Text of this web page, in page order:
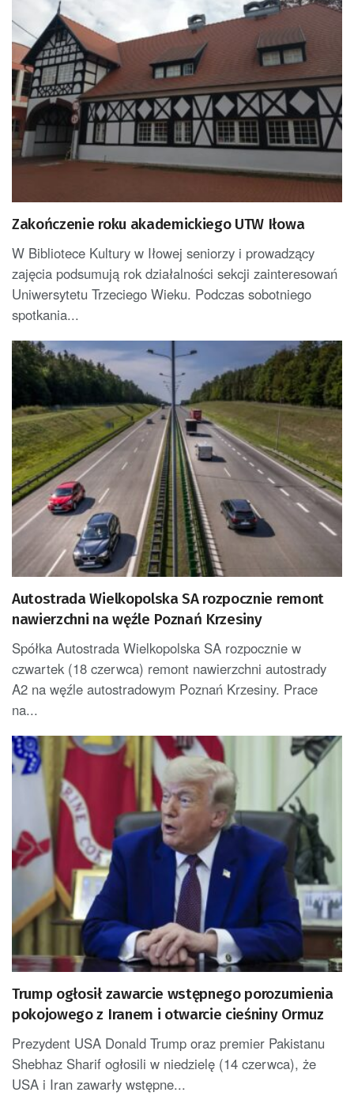
Zakończenie roku akademickiego UTW Iłowa
W Bibliotece Kultury w Iłowej seniorzy i prowadzący
zajęcia podsumują rok działalności sekcji zainteresowań
Uniwersytetu Trzeciego Wieku. Podczas sobotniego
spotkania...
Autostrada Wielkopolska SA rozpocznie remont
nawierzchni na węźle Poznań Krzesiny
Spółka Autostrada Wielkopolska SA rozpocznie w
czwartek (18 czerwca) remont nawierzchni autostrady
A2 na węźle autostradowym Poznań Krzesiny. Prace
na...
Trump ogłosił zawarcie wstępnego porozumienia
pokojowego z Iranem i otwarcie cieśniny Ormuz
Prezydent USA Donald Trump oraz premier Pakistanu
Shebhaz Sharif ogłosili w niedzielę (14 czerwca), że
USA i Iran zawarły wstępne...